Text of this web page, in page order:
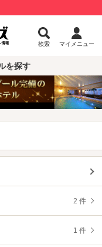
検索 マイメニュー
を探す
2 件
1 件